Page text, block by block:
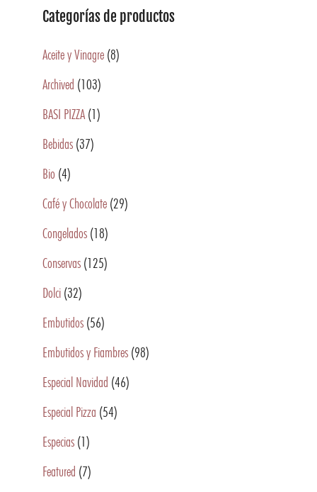
Categorías de productos
Aceite y Vinagre (8)
Archived (103)
BASI PIZZA (1)
Bebidas (37)
Bio (4)
Café y Chocolate (29)
Congelados (18)
Conservas (125)
Dolci (32)
Embutidos (56)
Embutidos y Fiambres (98)
Especial Navidad (46)
Especial Pizza (54)
Especias (1)
Featured (7)